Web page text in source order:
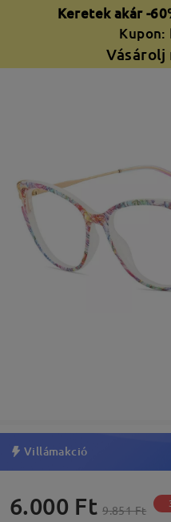
Keretek akár -
Kupon:
Vásárolj
Villámakció
6.000 Ft 9.851 Ft